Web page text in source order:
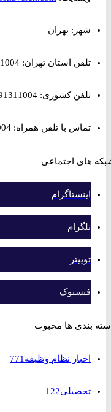
شهر: تهران
تلفن استان تهران: 91311004
تلفن کشوری: 91311004 – 021
تماس با تلفن همراه: 91311004 – 021
اجتماعی
اینستاگرام
تلگرام
توییتر
فیسبوک
ها محبوب
اخبار نظام وظیفه771
تحصیلی122